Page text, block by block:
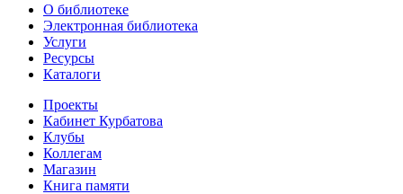
О библиотеке
Электронная библиотека
Услуги
Ресурсы
Каталоги
Проекты
Кабинет Курбатова
Клубы
Коллегам
Магазин
Книга памяти